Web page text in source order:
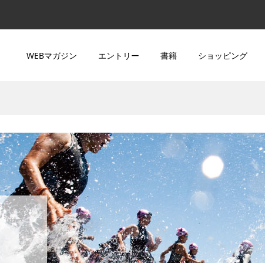
WEBマガジン エントリー 書籍 ショッピング